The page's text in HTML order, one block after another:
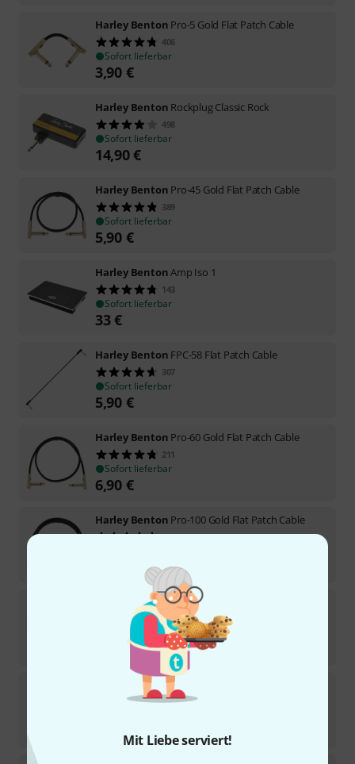
Mit Liebe serviert!
Harley Benton Pro-5 Gold Flat Patch Cable
406
Sofort lieferbar
3,90 €
Harley Benton Rockplug Classic Rock
498
Sofort lieferbar
14,90€
Harley Benton Pro-45 Gold Flat Patch Cable
389
Sofort lieferbar
5,90 €
Harley BentonAmp Iso 1
143
Sofort lieferbar
33€
Harley Benton FPC-58 Flat Patch Cable
307
Sofort lieferbar
5,90 €
Harley Benton Pro-60 Gold Flat Patch Cable
211
Sofort lieferbar
6,90 €
Harley Benton Pro-100 Gold Flat Patch Cable
99
Harley BentonAmp Iso 2
76
Sofort lieferbar
Harley BentonGroundBox
36
14,90 €